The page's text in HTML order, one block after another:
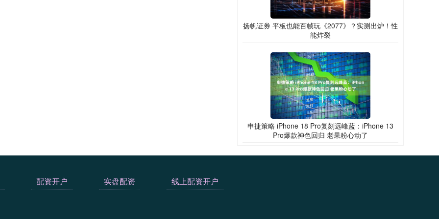
扬帆证券 平板也能百帧玩《2077》？实测出炉！性
能炸裂
申捷策略 iPhone 18 Pro复刻远峰蓝：iPhone 13
Pro爆款神色回归 老果粉心动了
配资开户 实盘配资 线上配资开户